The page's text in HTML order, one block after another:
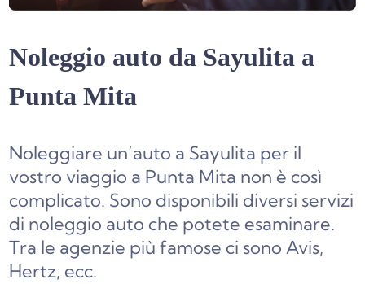
Noleggio auto da Sayulita a
Punta Mita
Noleggiare un’auto a Sayulita per il
vostro viaggio a Punta Mita non è così
complicato. Sono disponibili diversi servizi
di noleggio auto che potete esaminare.
Tra le agenzie più famose ci sono Avis,
Hertz, ecc.